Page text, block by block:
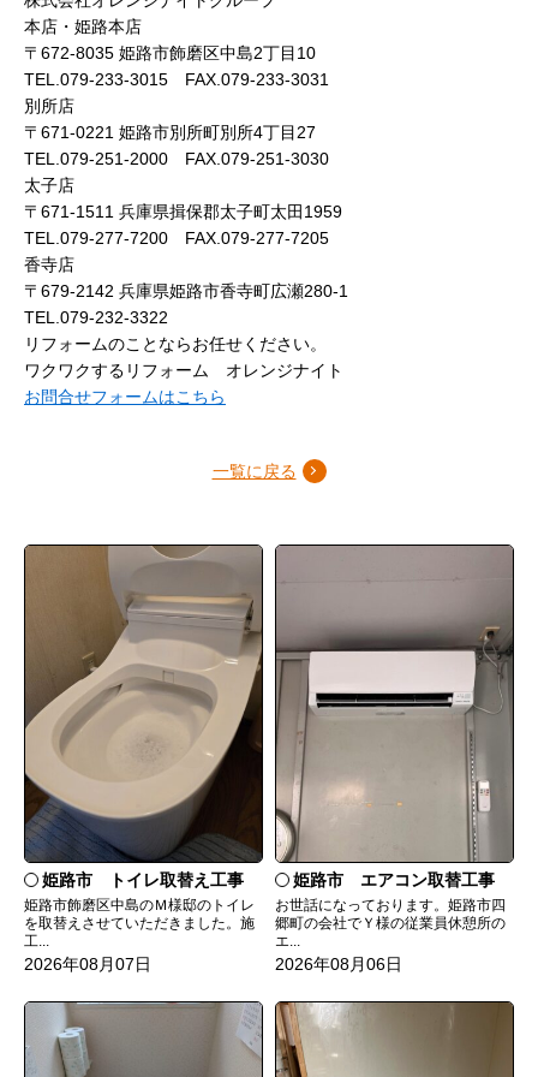
本店・姫路本店
〒672-8035 姫路市飾磨区中島2丁目10
TEL.079-233-3015 FAX.079-233-3031
別所店
〒671-0221 姫路市別所町別所4丁目27
TEL.079-251-2000 FAX.079-251-3030
太子店
〒671-1511 兵庫県揖保郡太子町太田1959
TEL.079-277-7200 FAX.079-277-7205
香寺店
〒679-2142 兵庫県姫路市香寺町広瀬280-1
TEL.079-232-3322
リフォームのことならお任せください。
ワクワクするリフォーム オレンジナイト
お問合せフォームはこちら
一覧に戻る
姫路市 トイレ取替え工事
姫路市飾磨区中島のＭ様邸のトイレ
を取替えさせていただきました。施
工...
2026年08月07日
姫路市 エアコン取替工事
お世話になっております。姫路市四
郷町の会社でＹ様の従業員休憩所の
エ...
2026年08月06日